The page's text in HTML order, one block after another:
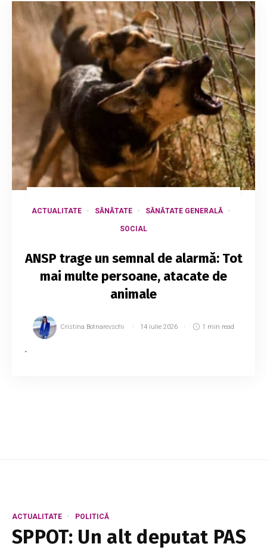
ACTUALITATE SĂNĂTATE SĂNĂTATE GENERALĂ
SOCIAL
ANSP trage un semnal de alarmă: Tot
mai multe persoane, atacate de
animale
Cristina Botnarevschi 14 iulie 2026 1 min read
ACTUALITATE POLITICĂ
SPPOT: Un alt deputat PAS